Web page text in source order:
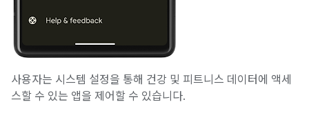
사용자는 시스템 설정을 통해 건강 및 피트니스 데이터에 액세
스할 수 있는 앱을 제어할 수 있습니다.